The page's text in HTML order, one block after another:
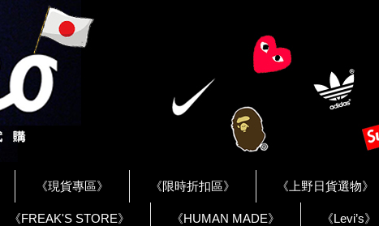
《現貨專區》 《限時折扣區》 《上野日貨選物》
《FREAK'S STORE》 《HUMAN MADE》 《Levi’s》